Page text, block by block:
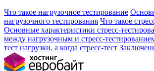
Что такое нагрузочное тестирование
нагрузочного тестирования Что такое
Основные характеристики стресс-
между нагрузочным и стресс-
тест нагрузки, а когда стресс-тест